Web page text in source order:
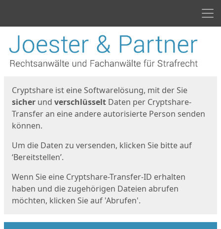
Start
Cryptshare ist eine Softwarelösung, mit der Sie
sicher und verschlüsselt Daten per Cryptshare-
Transfer an eine andere autorisierte Person senden
können.
Um die Daten zu versenden, klicken Sie bitte auf
‘Bereitstellen’.
Wenn Sie eine Cryptshare-Transfer-ID erhalten
haben und die zugehörigen Dateien abrufen
möchten, klicken Sie auf 'Abrufen'.